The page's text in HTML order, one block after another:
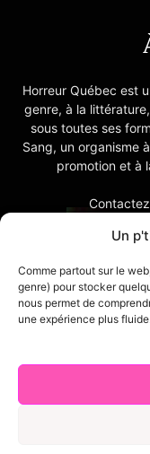
Un
Comme partout sur le
genre) pour stocker
nous permet de
une expérience plus
Horreur Québec est
genre, à la
sous toutes ses
Sang, un organisme
promotion et à